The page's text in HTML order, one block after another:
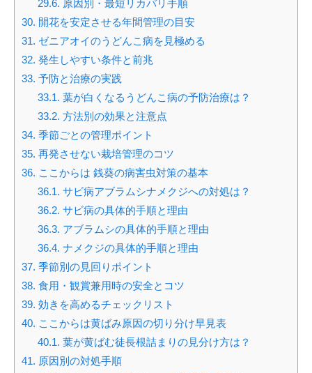
29.6. 原因別・最短リカバリ手順
30. 開花を安定させる年間管理の目安
31. ゼニアオイのうどんこ病を見極める
32. 発生しやすい条件と前兆
33. 予防と治療の実践
33.1. 葉が白くなるうどんこ病の予防治療は？
33.2. 方法別の効果と注意点
34. 季節ごとの管理ポイント
35. 再発させない栽培管理のコツ
36. ここからは 銭葵の病害虫対策の基本
36.1. サビ病アブラムシナメクジへの対処は？
36.2. サビ病の具体的手順と理由
36.3. アブラムシの具体的手順と理由
36.4. ナメクジの具体的手順と理由
37. 季節別の見回りポイント
38. 食用・観賞兼用時の安全とコツ
39. 効きを高めるチェックリスト
40. ここからは黄ばみ原因の切り分け早見表
40.1. 葉が黄ばむ徒長根詰まりの見分け方は？
41. 原因別の対処手順